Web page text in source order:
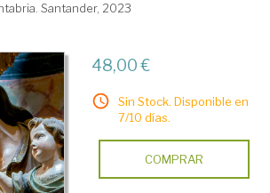
Santander, 2023
48,00 €
Sin Stock. Disponible en
7/10 días.
COMPRAR